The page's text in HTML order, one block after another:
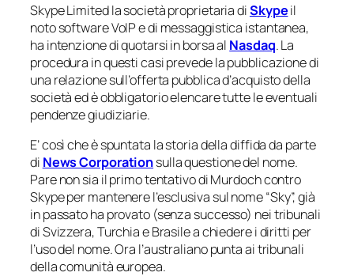
Skype Limited la società proprietaria diSkypeil
noto software VoIP e di messaggistica istantanea,
ha intenzione di quotarsi in borsa al Nasdaq. La
procedura in questi casi prevede la pubblicazione di
una relazione sull’offerta pubblica d’acquisto della
società ed è obbligatorio elencare tutte le eventuali
pendenze giudiziarie.
E’ così che è spuntata la storia della diffida da parte
di News Corporationsulla questione del nome.
Pare non sia il primo tentativo di Murdoch contro
Skype per mantenere l’esclusiva sul nome “Sky”, già
in passato ha provato (senza successo) nei tribunali
di Svizzera, Turchia e Brasile a chiedere i diritti per
l’uso del nome. Ora l’australiano punta ai tribunali
della comunità europea.